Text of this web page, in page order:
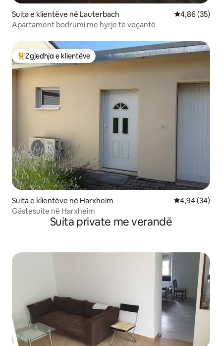
Suita e klientëve në Lauterbach Vlerësimi
4,86 (35)
Apartament bodrumi me hyrje të veçantë
Më të mirat e zgjedhjeve të klientëve
Zgjedhja e klientëve
Suita e klientëve në Harxheim Vlerësimi
4,94 (34)
Gästesuite në Harxheim
Suita private me verandë